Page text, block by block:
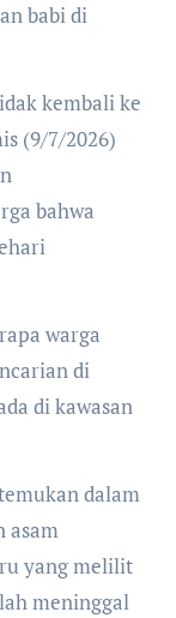
babi di
kembali ke
(9/7/2026)
bahwa
warga
di
di kawasan
dalam
asam
yang melilit
meninggal